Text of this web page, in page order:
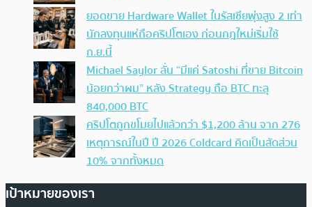
ยอดขาย Hardware Wallet ในรัสเซียพุ่งสูง 2 เท่า
นักลงทุนแห่ถือคริปโตเอง ก่อนกฎใหม่เริ่มใช้
ก.ย.นี้
Michael Saylor ลั่น “มีแค่ Satoshi ที่ขาย Bitcoin
น้อยกว่าผม” หลัง Strategy ถือ BTC ทะลุ
840,000 BTC
คริปโตถูกขโมยไปแล้วกว่า $1,200 ล้าน จาก 276
เหตุการณ์ในปี ปี 2026 Coldcard คิดเป็นสัดส่วน
10% จากทั้งหมด
เป้าหมายของเรา